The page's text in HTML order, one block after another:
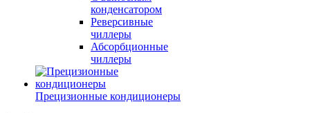
конденсатором
Реверсивные
чиллеры
Абсорбционные
чиллеры
Прецизионные кондиционеры